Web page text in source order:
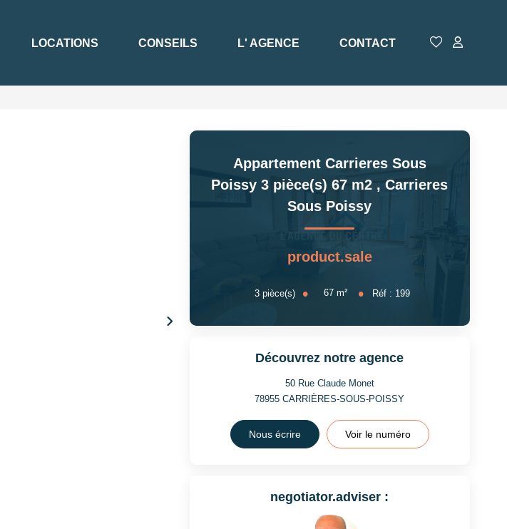
LOCATIONS CONSEILS L' AGENCE CONTACT
Appartement Carrieres Sous
Poissy 3 pièce(s) 67 m2 ,Carrieres
Sous Poissy
product.sale
3pièce(s) 67m² Réf : 199
Découvrez notre agence
50 Rue Claude Monet
78955CARRIÈRES-SOUS-POISSY
Nous écrire Voir le numéro
negotiator.adviser :